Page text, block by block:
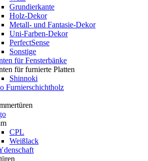
Grundierkante
Holz-Dekor
Metall- und Fantasie-Dekor
Uni-Farben-Dekor
PerfectSense
Sonstige
für Fensterbänke
für furnierte Platten
Shinnoki
Furnierschichtholz
CPL
Weißlack